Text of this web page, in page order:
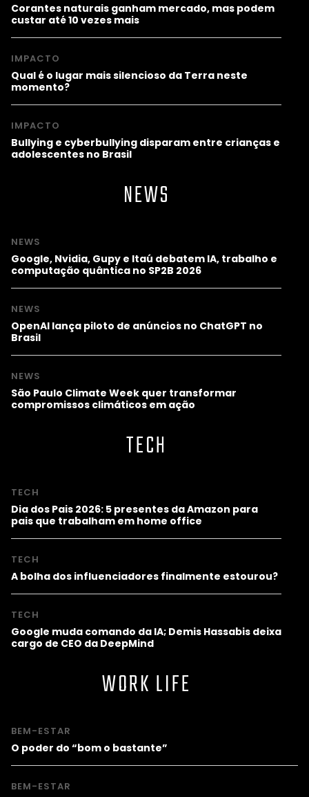
Corantes naturais ganham mercado, mas podem
custar até 10 vezes mais
IMPACTO
Qual é o lugar mais silencioso da Terra neste
momento?
IMPACTO
Bullying e cyberbullying disparam entre crianças e
adolescentes no Brasil
NEWS
NEWS
Google, Nvidia, Gupy e Itaú debatem IA, trabalho e
computação quântica no SP2B 2026
NEWS
OpenAI lança piloto de anúncios no ChatGPT no
Brasil
NEWS
São Paulo Climate Week quer transformar
compromissos climáticos em ação
TECH
TECH
Dia dos Pais 2026: 5 presentes da Amazon para
pais que trabalham em home office
TECH
A bolha dos influenciadores finalmente estourou?
TECH
Google muda comando da IA; Demis Hassabis deixa
cargo de CEO da DeepMind
WORK LIFE
BEM-ESTAR
O poder do “bom o bastante”
BEM-ESTAR